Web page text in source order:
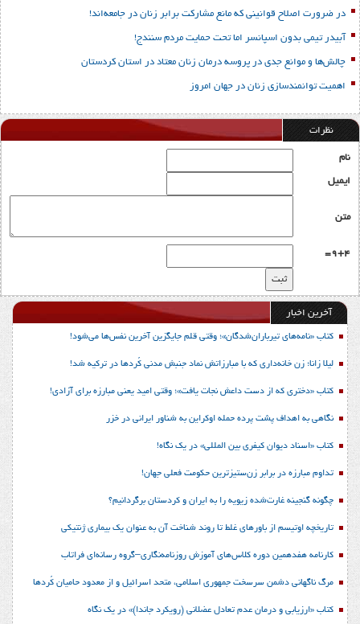
در ضرورت اصلاح قوانینی که مانع مشارکت برابر زنان در جامعه‌اند!
آبیدر تیمی بدون اسپانسر اما تحت حمایت مردم سنندج!
چالش‌ها و موانع جدی در پروسه درمان زنان معتاد در استان کردستان
اهمیت توانمندسازی زنان در جهان امروز
نظرات
نام
ایمیل
متن
9+4=
آخرین اخبار
کتاب «نامه‌های تیرباران‌شدگان»؛ وقتی قلم جایگزین آخرین نفس‌ها می‌شود!
لیلا زانا؛ زن خانه‌داری که با مبارزاتش نماد جنبش مدنی کُردها در ترکیه شد!
کتاب «دختری که از دست داعش نجات یافت»؛ وقتی امید یعنی مبارزه برای آزادی!
نگاهی به اهداف پشت پرده حمله اوکراین به شناور ایرانی در خزر
کتاب «اسناد دیوان کیفری بین المللی» در یک نگاه!
تداوم مبارزه در برابر زن‌ستیزترین حکومت فعلی جهان!
چگونه گنجینه غارت‌شده زیویه را به ایران و کردستان برگردانیم؟
تاریخچه اوتیسم از باورهای غلط تا روند شناخت آن به عنوان یک بیماری ژنتیکی
کارنامه هفدهمین دوره کلاس‌های آموزش روزنامه‌نگاری–گروه رسانه‌ای فراتاب
مرگ ناگهانی دشمن سرسخت جمهوری اسلامی، متحد اسرائیل و از معدود حامیان کُردها
کتاب «ارزیابی و درمان عدم تعادل عضلانی (رویکرد جاندا)» در یک نگاه